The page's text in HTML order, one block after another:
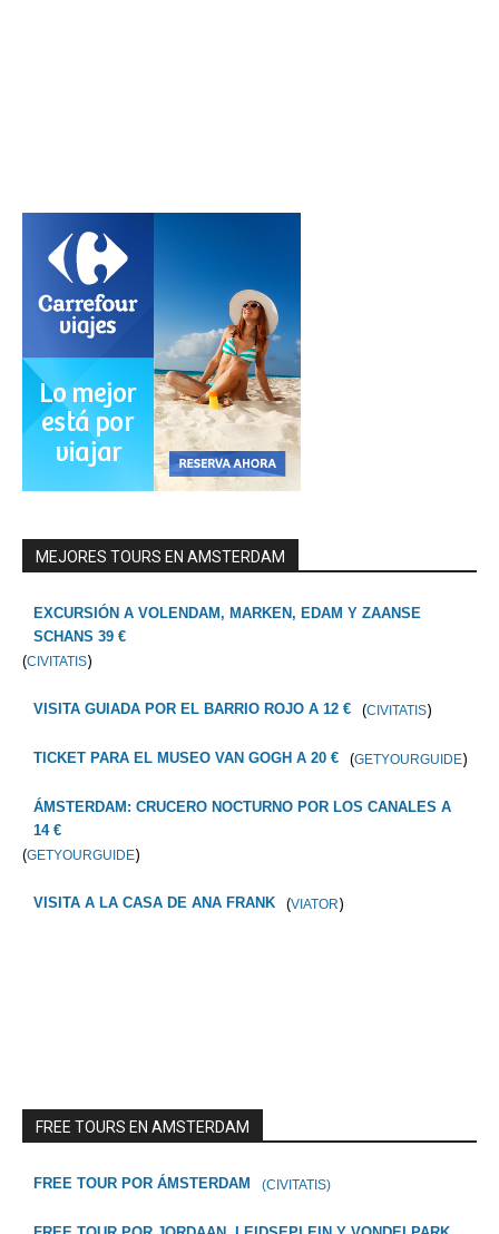
MEJORES TOURS EN AMSTERDAM
EXCURSIÓN A VOLENDAM, MARKEN, EDAM Y ZAANSE
SCHANS 39 €
(CIVITATIS)
VISITA GUIADA POR EL BARRIO ROJO A 12 € (CIVITATIS)
TICKET PARA EL MUSEO VAN GOGH A 20 € (GETYOURGUIDE)
ÁMSTERDAM: CRUCERO NOCTURNO POR LOS CANALES A
14 €
(GETYOURGUIDE)
VISITA A LA CASA DE ANA FRANK (VIATOR)
FREE TOURS EN AMSTERDAM
FREE TOUR POR ÁMSTERDAM (CIVITATIS)